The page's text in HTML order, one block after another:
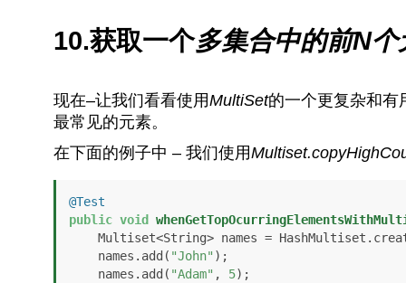
10.获取一个多集合中的前N个
现在–让我们看看使用MultiSet的一个更复杂和有
最常见的元素。
在下面的例子中 – 我们使用
@Test
public void
    names.add(
"John" );
    names.add(
"Adam" , 5);